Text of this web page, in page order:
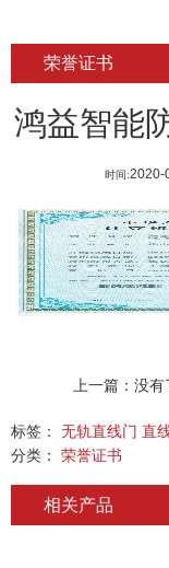
荣誉证书
鸿益智能
时间:2020-
上一篇：没有
标签： 无轨直线门 直
分类： 荣誉证书
相关产品